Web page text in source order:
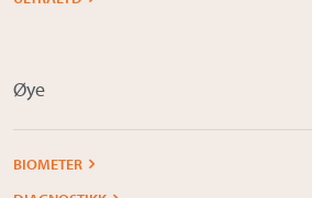
Øye
BIOMETER